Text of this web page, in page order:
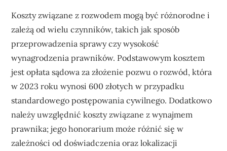
Koszty związane z rozwodem mogą być różnorodne i
zależą od wielu czynników, takich jak sposób
przeprowadzenia sprawy czy wysokość
wynagrodzenia prawników. Podstawowym kosztem
jest opłata sądowa za złożenie pozwu o rozwód, która
w 2023 roku wynosi 600 złotych w przypadku
standardowego postępowania cywilnego. Dodatkowo
należy uwzględnić koszty związane z wynajmem
prawnika; jego honorarium może różnić się w
zależności od doświadczenia oraz lokalizacji